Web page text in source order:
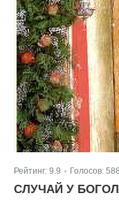
Рейтинг: 9.9 Голосов: 588
СЛУЧАЙ У